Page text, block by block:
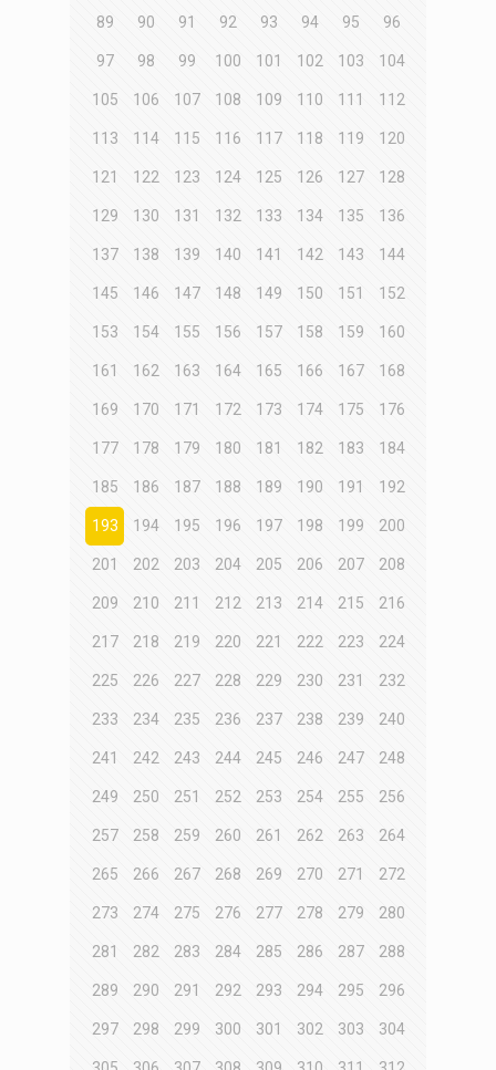
89 90 91 92 93 94 95 96
97 98 99 100 101 102 103 104
105 106 107 108 109 110 111 112
113 114 115 116 117 118 119 120
121 122 123 124 125 126 127 128
129 130 131 132 133 134 135 136
137 138 139 140 141 142 143 144
145 146 147 148 149 150 151 152
153 154 155 156 157 158 159 160
161 162 163 164 165 166 167 168
169 170 171 172 173 174 175 176
177 178 179 180 181 182 183 184
185 186 187 188 189 190 191 192
193 194 195 196 197 198 199 200
201 202 203 204 205 206 207 208
209 210 211 212 213 214 215 216
217 218 219 220 221 222 223 224
225 226 227 228 229 230 231 232
233 234 235 236 237 238 239 240
241 242 243 244 245 246 247 248
249 250 251 252 253 254 255 256
257 258 259 260 261 262 263 264
265 266 267 268 269 270 271 272
273 274 275 276 277 278 279 280
281 282 283 284 285 286 287 288
289 290 291 292 293 294 295 296
297 298 299 300 301 302 303 304